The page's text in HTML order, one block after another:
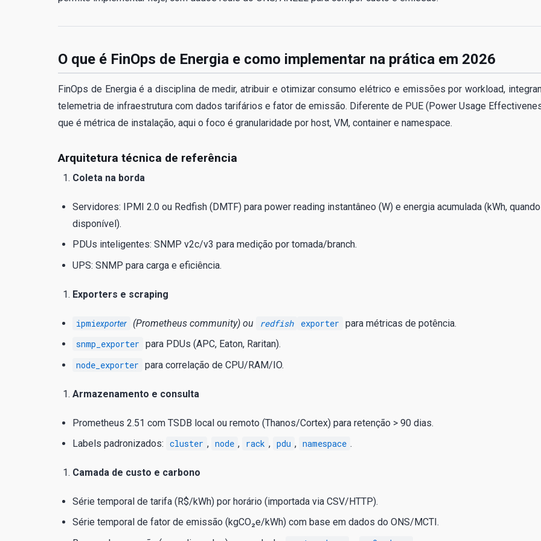
O que é FinOps de Energia e como implementar na prática em 2026
FinOps de Energia é a disciplina de medir, atribuir e otimizar consumo elétrico e emissões por workload,
telemetria de infraestrutura com dados tarifários e fator de emissão. Diferente de PUE (Power Usage
que é métrica de instalação, aqui o foco é granularidade por host, VM, container e namespace.
Arquitetura técnica de referência
Coleta na borda
Servidores: IPMI 2.0 ou Redfish (DMTF) para power reading instantâneo (W) e energia acumulada (kWh, quando
disponível).
PDUs inteligentes: SNMP v2c/v3 para medição por tomada/branch.
UPS: SNMP para carga e eficiência.
Exporters e scraping
ipmiexporter (Prometheus community) ou redfish exporter para métricas de potência.
snmp_exporter para PDUs (APC, Eaton, Raritan).
node_exporter para correlação de CPU/RAM/IO.
Armazenamento e consulta
Prometheus 2.51 com TSDB local ou remoto (Thanos/Cortex) para retenção > 90 dias.
Labels padronizados: cluster , node , rack , pdu , namespace .
Camada de custo e carbono
Série temporal de tarifa (R$/kWh) por horário (importada via CSV/HTTP).
Série temporal de fator de emissão (kgCO₂e/kWh) com base em dados do ONS/MCTI.